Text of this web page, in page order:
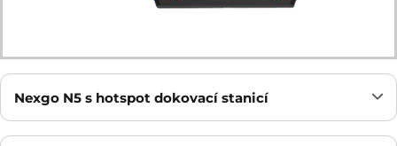
Nexgo N5 s hotspot dokovací stanicí